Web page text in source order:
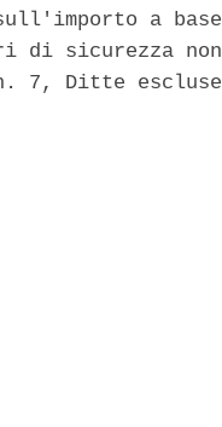
a base
di sicurezza non
7, Ditte escluse